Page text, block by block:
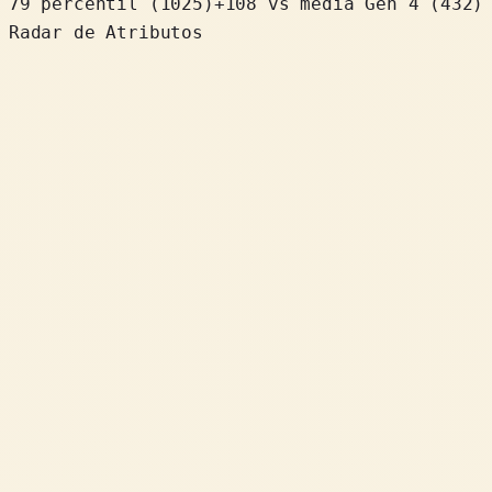
Radar de Atributos